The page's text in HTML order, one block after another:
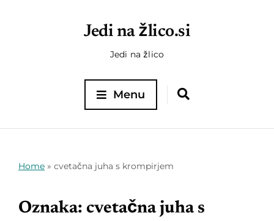
Jedi na žlico.si
Jedi na žlico
Menu
Home » cvetačna juha s krompirjem
Oznaka: cvetačna juha s